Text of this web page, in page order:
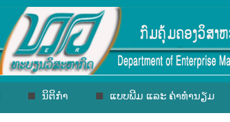
ນິຕິກຳ ແບບພີມ ແລະ ຄ່າທຳນຽມ